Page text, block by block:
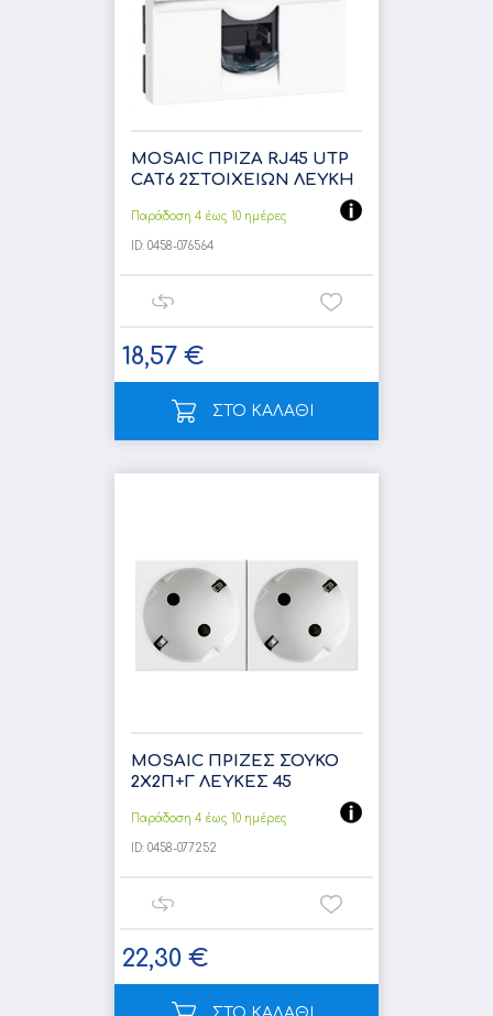
MOSAIC ΠΡΙΖΑ RJ45 UTP
CAT6 2ΣΤOIΧΕΙΩΝ ΛΕΥΚΗ
Παράδοση 4 έως 10 ημέρες
ID: 0458-076564
18,57 €
ΣΤΟ ΚΑΛΑΘΙ
MOSAIC ΠΡΙΖΕΣ ΣΟΥΚΟ
2Χ2Π+Γ ΛΕΥΚΕΣ 45
Παράδοση 4 έως 10 ημέρες
ID: 0458-077252
22,30 €